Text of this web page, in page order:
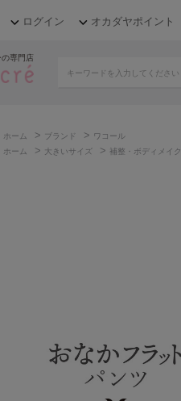
ログイン オカダヤポイント
専門店
ホーム > ブランド > ワコール
ホーム
> 大きいサイズ > 補整・ボディメイク